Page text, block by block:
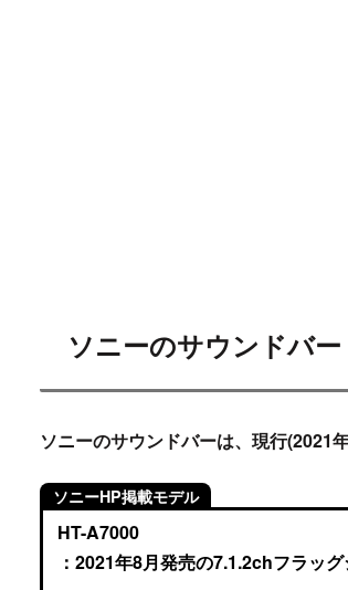
ソニーのサウンドバー
ソニーのサウンドバーは、現行(2021
ソニーHP掲載モデル
HT-A7000
：2021年8月発売の7.1.2chフラッ